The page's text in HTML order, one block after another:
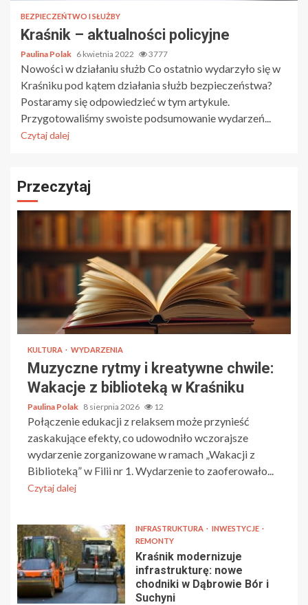
BEZPIECZEŃTWO I SŁUŻBY
Kraśnik – aktualności policyjne
Paulina Polak 6 kwietnia 2022 3777
Nowości w działaniu służb Co ostatnio wydarzyło się w
Kraśniku pod kątem działania służb bezpieczeństwa?
Postaramy się odpowiedzieć w tym artykule.
Przygotowaliśmy swoiste podsumowanie wydarzeń...
Czytaj dalej
Przeczytaj
KULTURA WYDARZENIA
Muzyczne rytmy i kreatywne chwile:
Wakacje z biblioteką w Kraśniku
Paulina Polak 8 sierpnia 2026 12
Połączenie edukacji z relaksem może przynieść
zaskakujące efekty, co udowodniło wczorajsze
wydarzenie zorganizowane w ramach „Wakacji z
Biblioteką” w Filii nr 1. Wydarzenie to zaoferowało...
Czytaj dalej
INFRASTRUKTURA
INWESTYCJE
REMONTY
Kraśnik modernizuje
infrastrukturę: nowe
chodniki w Dąbrowie Bór i
Suchyni